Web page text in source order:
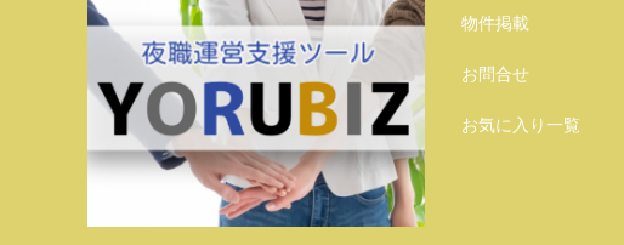
物件掲載
お問合せ
お気に入り一覧